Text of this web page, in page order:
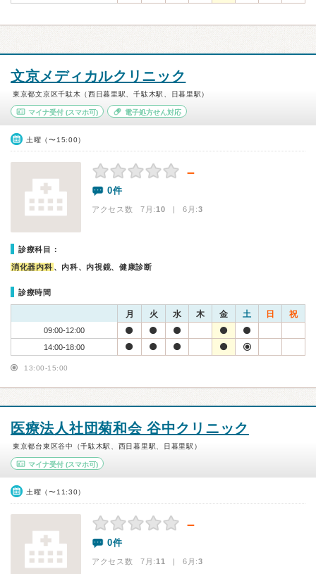
文京メディカルクリニック
東京都文京区千駄木（西日暮里駅、千駄木駅、日暮里駅）
マイナ受付 (スマホ可) 電子処方せん対応
土曜（〜15:00）
－
0件
アクセス数 7月:10 | 6月:3
診療科目：
消化器内科 、内科、内視鏡、健康診断
診療時間
月 火 水 木 金 土 日 祝
09:00-12:00
14:00-18:00
13:00-15:00
医療法人社団菊和会 谷中クリニック
東京都台東区谷中（千駄木駅、西日暮里駅、日暮里駅）
マイナ受付 (スマホ可)
土曜（〜11:30）
－
0件
アクセス数 7月:11 | 6月:3